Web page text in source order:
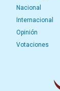
Nacional
Internacional
Opinión
Votaciones